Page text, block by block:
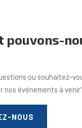
pouvons-
ou souhaitez-
nos événements à
NOUS